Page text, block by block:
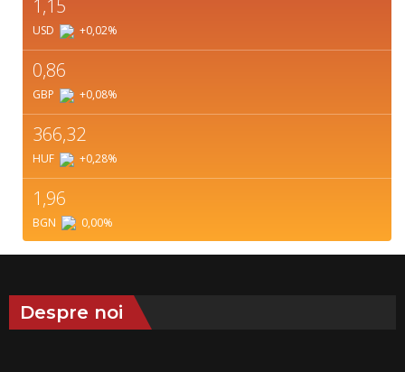
1,15
USD +0,02%
0,86
GBP +0,08%
366,32
HUF +0,28%
1,96
BGN 0,00%
Despre noi